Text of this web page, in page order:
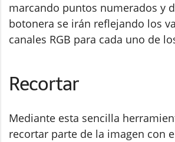
marcando puntos numerados y
botonera se irán reflejando los
canales RGB para cada uno de
Recortar
Mediante esta sencilla
recortar parte de la imagen con